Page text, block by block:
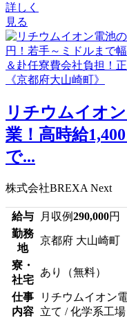
詳しく
見る
リチウムイオ
業！高時給
で...
株式会社BREXA Next
給与 月収例290,000円
勤務
地
京都府 大山崎町
寮・
社宅
あり（無料）
仕事
内容
リチウムイオン
立て / 化学系工場